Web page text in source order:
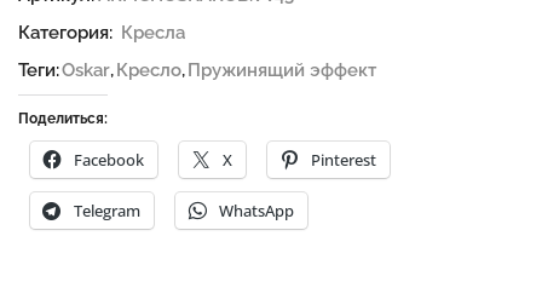
Категория: Кресла
Теги:Oskar,Кресло,Пружинящий эффект
Поделиться:
Facebook X Pinterest
Telegram WhatsApp